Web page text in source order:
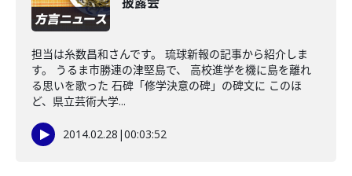
担当は糸数昌和さんです。 琉球新報の記事から紹介しま
す。 うるま市勝連の津堅島で、 高校進学を機に島を離れ
る思いを歌った 石碑「修学決意の碑」の碑文に このほ
ど、県立芸術大学...
2014.02.28 |00:03:52